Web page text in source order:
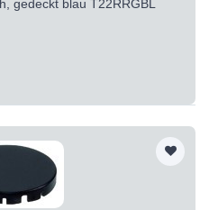
gedeckt blau T22RRGBL